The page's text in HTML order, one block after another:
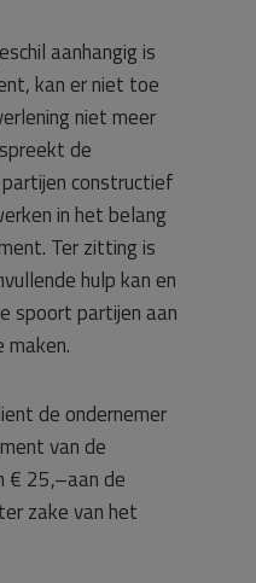
aanhangig is
kan er niet toe
niet meer
de
constructief
in het belang
Ter zitting is
hulp kan en
spoort partijen aan
de ondernemer
van de
€ 25,–aan de
zake van het